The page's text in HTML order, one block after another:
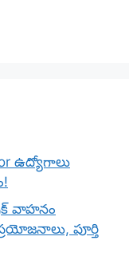
ఉద్యోగాలు
వాహనం
పూర్తి